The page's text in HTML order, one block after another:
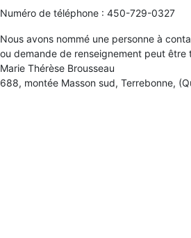
Numéro de téléphone : 450-729-0327
Nous avons nommé une personne à
ou demande de renseignement peut être
Marie Thérèse Brousseau
688, montée Masson sud, Terrebonne,